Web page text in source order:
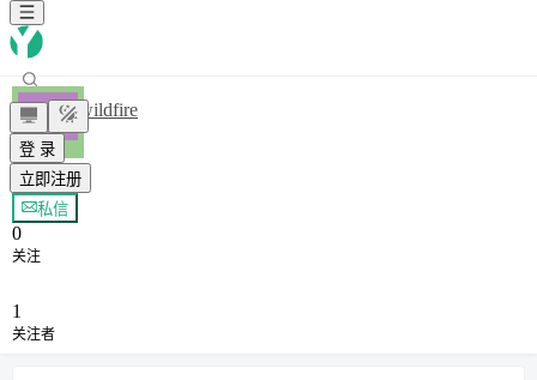
登 录
立即注册
wildfire
+ 关注
私信
0
关注
1
关注者